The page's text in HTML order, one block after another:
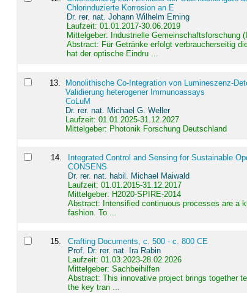
Chlorinduzierte Korrosion an E
Dr. rer. nat. Johann Wilhelm Erning
Laufzeit: 01.01.2017-30.06.2019
Mittelgeber: Industrielle Gemeinschaftsforschung
Abstract: Für Getränke erfolgt verbraucherseitig
hat der optische Eindru ...
13.
Monolithische Co-Integration von Lumineszenz-
Validierung heterogener Immunoassays
CoLuM
Dr. rer. nat. Michael G. Weller
Laufzeit: 01.01.2025-31.12.2027
Mittelgeber: Photonik Forschung Deutschland
14.
Integrated Control and Sensing for Sustainable
CONSENS
Dr. rer. nat. habil. Michael Maiwald
Laufzeit: 01.01.2015-31.12.2017
Mittelgeber: H2020-SPIRE-2014
Abstract: Intensified continuous processes are a
fashion. To ...
15.
Crafting Documents, c. 500 - c. 800 CE
Prof. Dr. rer. nat. Ira Rabin
Laufzeit: 01.03.2023-28.02.2026
Mittelgeber: Sachbeihilfen
Abstract: This innovative project brings together
the key tran ...